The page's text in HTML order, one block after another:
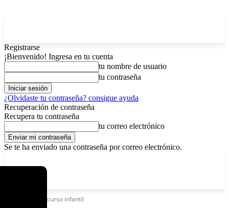
Registrarse
¡Bienvenido! Ingresa en tu cuenta
tu nombre de usuario
tu contraseña
¿Olvidaste tu contraseña? consigue ayuda
Recuperación de contraseña
Recupera tu contraseña
tu correo electrónico
Se te ha enviado una contraseña por correo electrónico.
Concurso infantil